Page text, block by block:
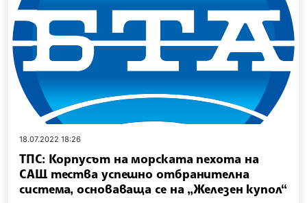
18.07.2022 18:26
ТПС: Корпусът на морската пехота на
САЩ тества успешно отбранителна
система, основаваща се на „Железен купол“